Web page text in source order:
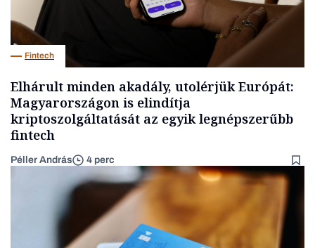
Fintech
Elhárult minden akadály, utolérjük Európát:
Magyarországon is elindítja
kriptoszolgáltatását az egyik legnépszerűbb
fintech
Péller András 4 perc